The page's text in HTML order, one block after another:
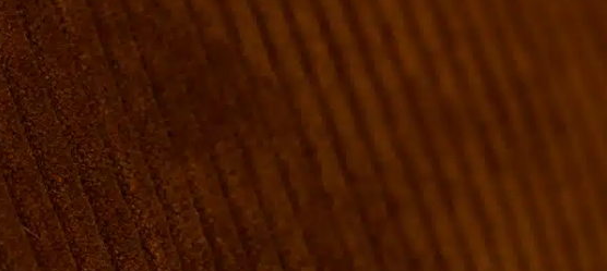
GRUPPE BOOKINGER
FIRMAMØDER & EVENTS
SHUFFLEBOARD & POOL
GALLERI